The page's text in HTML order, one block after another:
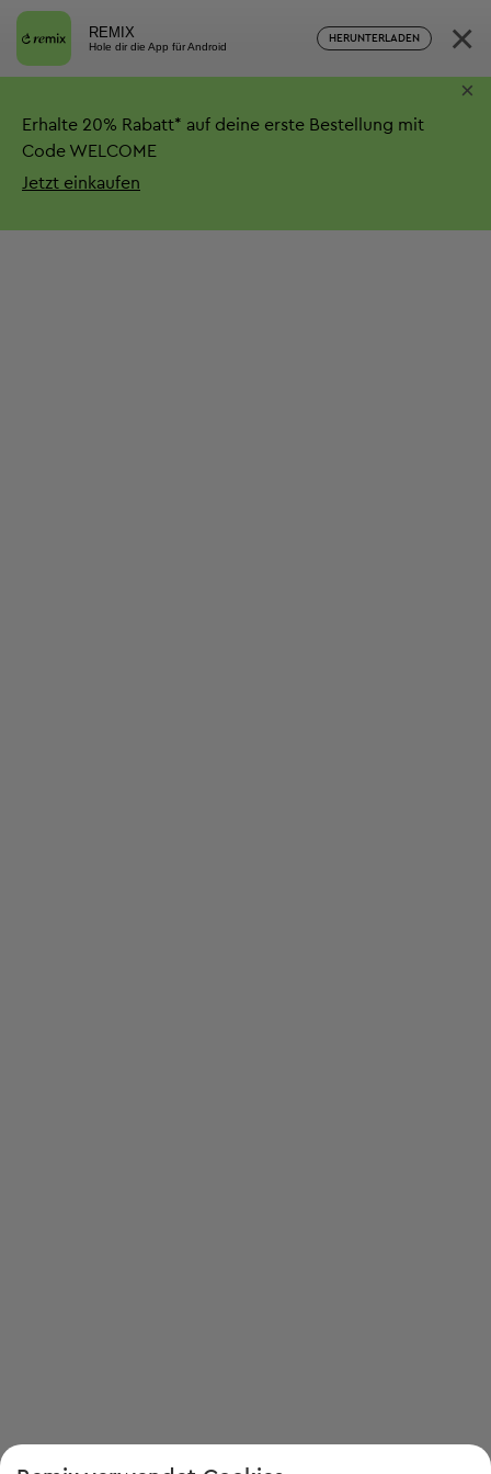
REMIX
Hole dir die App für Android
HERUNTERLADEN ×
Erhalte 20% Rabatt* auf deine erste Bestellung mit
Code WELCOME
Jetzt einkaufen
×